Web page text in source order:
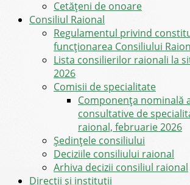
Cetățeni de onoare
Consiliul Raional
Regulamentul privind
funcţionarea Consiliului
Lista consilierilor raionali la
2026
Comisii de specialitate
Componența nominală
consultative de
raional, februarie 2026
Şedinţele consiliului
Deciziile consiliului raional
Arhiva decizii consiliul raional
Direcții și instituții